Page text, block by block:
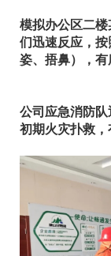
模拟办公区二
们迅速反应，
姿、捂鼻），有
公司应急消防
初期火灾扑救，